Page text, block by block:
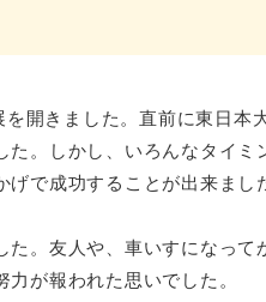
開きました。直前に東日本
。しかし、いろんなタイ
げで成功することが出来ま
。友人や、車いすになっ
が報われた思いでした。